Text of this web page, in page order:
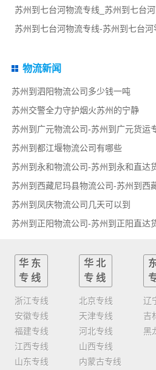
苏州到七台河物流专线_苏州到七台
苏州到七台河物流专线-苏州到七台
物流新闻
苏州到泗阳物流公司多少钱一吨
苏州交警全力守护烟火苏州的宁静
苏州到广元物流公司-苏州到广元货运
苏州到都江堰物流公司有哪些
苏州到永和物流公司-苏州到永和直达
苏州到凤庆物流公司几天可以到
苏州到正阳物流公司-苏州到正阳直达
华东
专线
浙江专线
安徽专线
福建专线
江西专线
山东专线
华北
专线
北京专线
天津专线
河北专线
山西专线
内蒙古专线
辽
吉
黑